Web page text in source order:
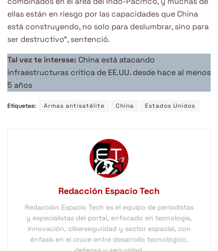
ellas están en riesgo por las capacidades que China
está construyendo, no solo para deslumbrar, sino para
ser destructivo”, sentenció.
Tal vez te interese: China está atacando
infraestructuras crítica de EE.UU. desde hace al menos
5 años
Etiquetas: Armas antisatélite China Estados Unidos
Redacción Espacio Tech
Redacción Espacio Tech es el equipo de periodistas
y especialistas del portal, enfocado en tecnología,
innovación, ciberseguridad y sector espacial, con
énfasis en el cruce entre desarrollo tecnológico,